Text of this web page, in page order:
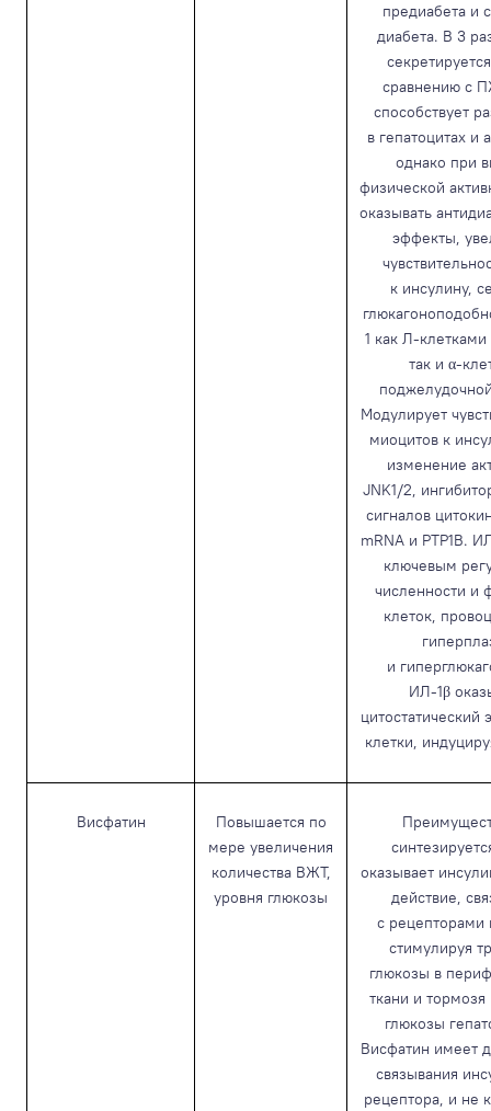
предиабета и
диабета. В 3
сравнению с
способствует
в гепатоцитах и
однако при
физической
оказывать
эффекты,
к инсулину,
1 как Л-
так и α-
Модулирует
миоцитов к
изменение
JNK1/2,
сигналов
mRNA и PTP1B.
ключевым
численности и
клеток,
и
ИЛ-1β
цитостатический
клетки,
Висфатин
Повышается по
мере увеличения
количества ВЖТ,
уровня глюкозы
оказывает
действие,
с рецепторами
стимулируя
глюкозы в
ткани и
глюкозы
Висфатин имеет
связывания
рецептора, и не